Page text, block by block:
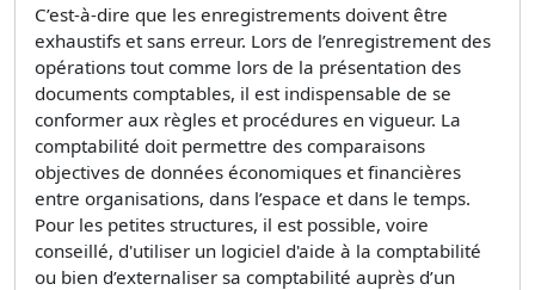
C’est-à-dire que les enregistrements doivent être
exhaustifs et sans erreur. Lors de l’enregistrement des
opérations tout comme lors de la présentation des
documents comptables, il est indispensable de se
conformer aux règles et procédures en vigueur. La
comptabilité doit permettre des comparaisons
objectives de données économiques et financières
entre organisations, dans l’espace et dans le temps.
Pour les petites structures, il est possible, voire
conseillé, d'utiliser un logiciel d'aide à la comptabilité
ou bien d’externaliser sa comptabilité auprès d’un